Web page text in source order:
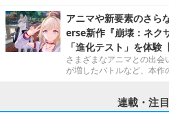
アニマや新要素のさら
erse新作『崩壊：ネク
「進化テスト」を体験
さまざまなアニマとの出
が増したバトルなど、本作
連載・注